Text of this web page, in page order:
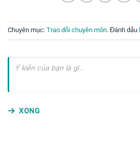
Chuyên mục: Trao đổi chuyên môn. Đánh dấu
XONG